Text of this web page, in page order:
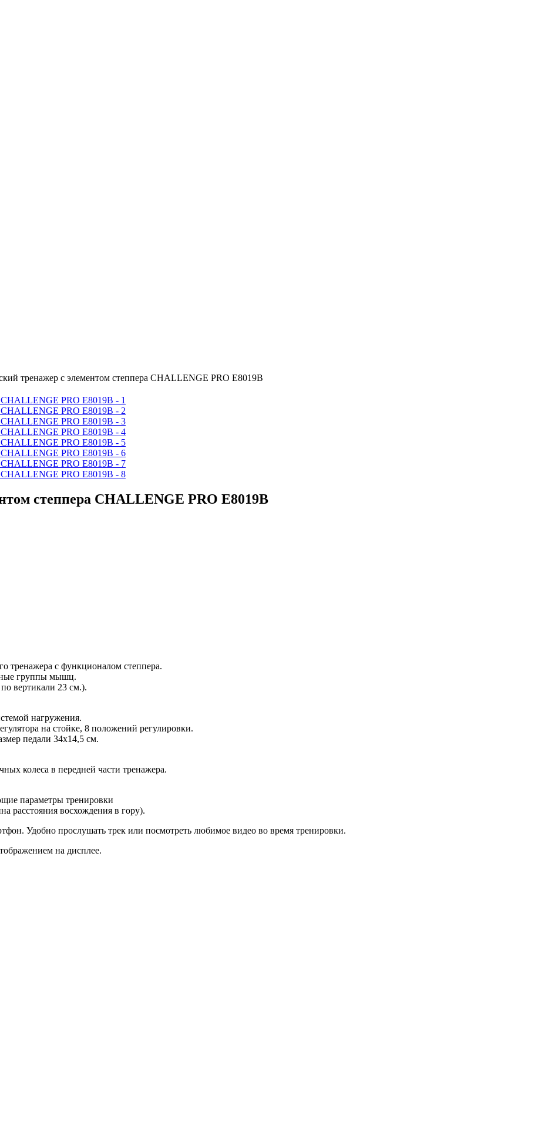
тренажер с элементом степпера CHALLENGE PRO E8019В
степпера CHALLENGE PRO E8019В
тренажера с функционалом степпера.
группы мышц.
вертикали 23 см.).
нагружения.
на стойке, 8 положений регулировки.
педали 34х14,5 см.
колеса в передней части тренажера.
параметры тренировки
расстояния восхождения в гору).
Удобно прослушать трек или посмотреть любимое видео во время тренировки.
на дисплее.